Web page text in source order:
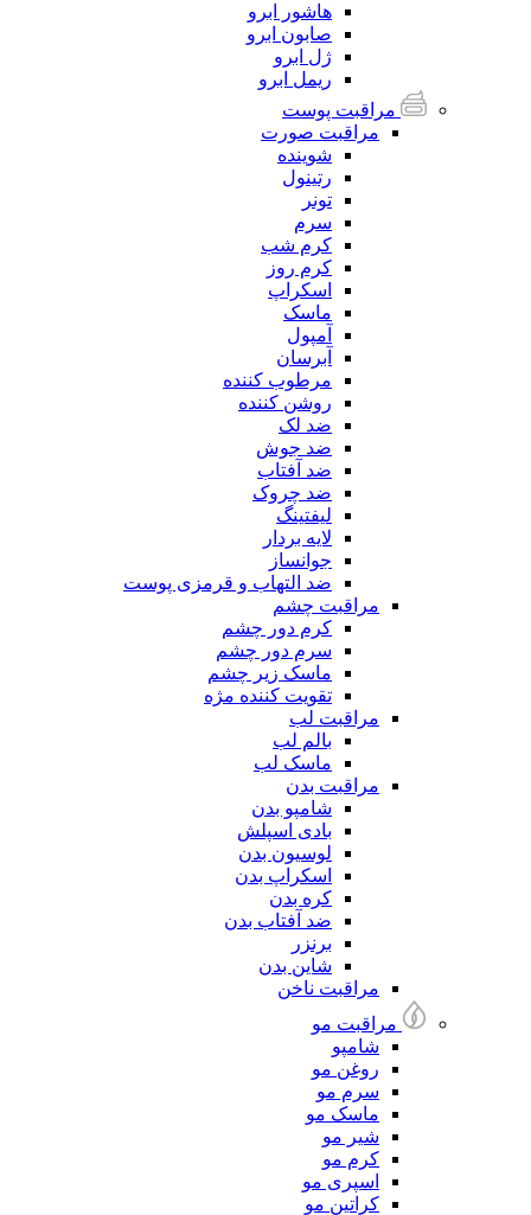
هاشور ابرو
صابون ابرو
ژل ابرو
ریمل ابرو
مراقبت پوست
مراقبت صورت
شوینده
رتینول
تونر
سرم
کرم شب
کرم روز
اسکراپ
ماسک
آمپول
آبرسان
مرطوب کننده
روشن کننده
ضد لک
ضد جوش
ضد آفتاب
ضد چروک
لیفتینگ
لایه بردار
جوانساز
ضد التهاب و قرمزی پوست
مراقبت چشم
کرم دور چشم
سرم دور چشم
ماسک زیر چشم
تقویت کننده مژه
مراقبت لب
بالم لب
ماسک لب
مراقبت بدن
شامپو بدن
بادی اسپلش
لوسیون بدن
اسکراپ بدن
کره بدن
ضد آفتاب بدن
برنزر
شاین بدن
مراقبت ناخن
مراقبت مو
شامپو
روغن مو
سرم مو
ماسک مو
شیر مو
کرم مو
اسپری مو
کراتین مو